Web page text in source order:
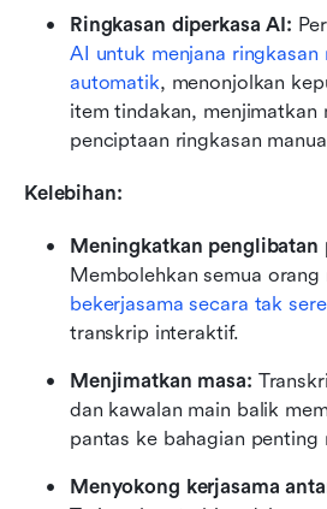
Ringkasan diperkasa AI:
AI untuk menjana ringkasan
automatik, menonjolkan
item tindakan, menjimatkan
penciptaan ringkasan
Kelebihan:
Meningkatkan penglibatan
bekerjasama secara tak
transkrip interaktif.
Menjimatkan masa:
dan kawalan main balik
pantas ke bahagian penting
Menyokong kerjasama